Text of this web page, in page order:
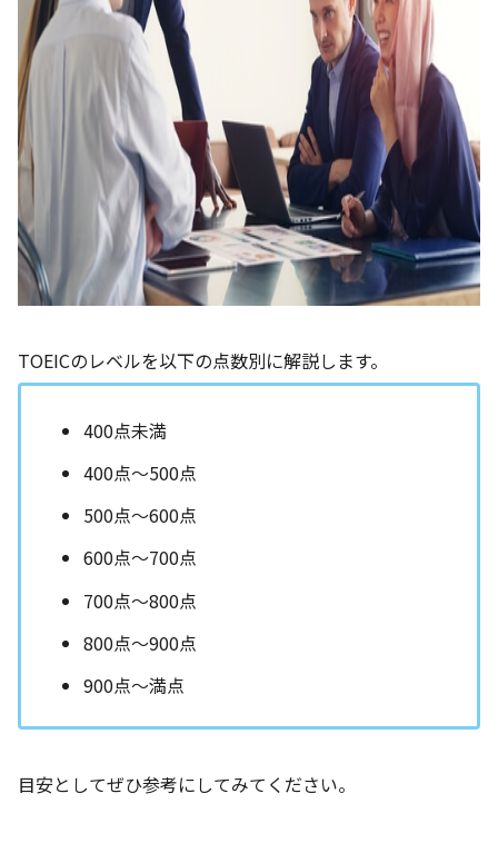
TOEICのレベルを以下の点数別に解説します。
400点未満
400点～500点
500点～600点
600点～700点
700点～800点
800点～900点
900点～満点
目安としてぜひ参考にしてみてください。